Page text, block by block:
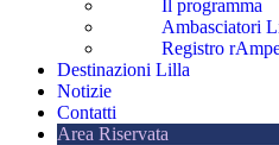
Il programma
Ambasciatori
Registro
Destinazioni Lilla
Notizie
Contatti
Area Riservata